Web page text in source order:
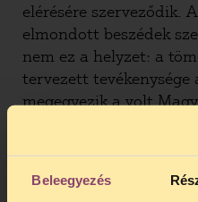
Beleegyezés
elérésére szerveződik.
elmondott beszédek
nem ez a helyzet: a
tervezett
megegyezik a volt
A TASZ a
megfelelő lépésnek az